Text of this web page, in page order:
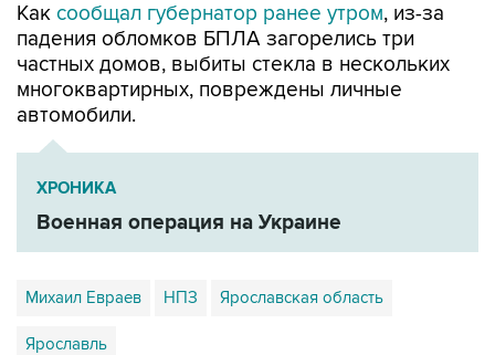
Как сообщал губернатор ранее утром, из-за
падения обломков БПЛА загорелись три
частных домов, выбиты стекла в нескольких
многоквартирных, повреждены личные
автомобили.
ХРОНИКА
Военная операция на Украине
Михаил Евраев НПЗ Ярославская область
Ярославль